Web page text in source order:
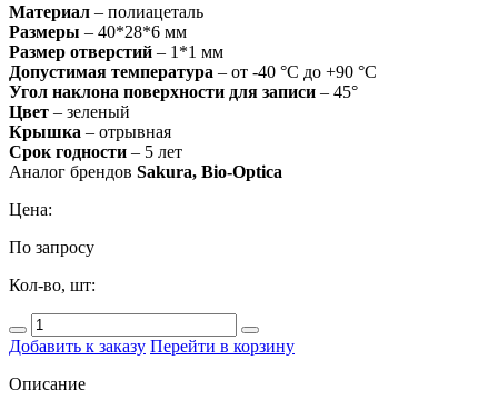
Материал – полиацеталь
Размеры – 40*28*6 мм
Размер отверстий – 1*1 мм
Допустимая температура – от -40 °C до +90 °C
Угол наклона поверхности для записи – 45°
Цвет – зеленый
Крышка – отрывная
Срок годности – 5 лет
Аналог брендов Sakura, Bio-Optica
Цена:
По запросу
Кол-во, шт:
Добавить к заказу Перейти в корзину
Описание